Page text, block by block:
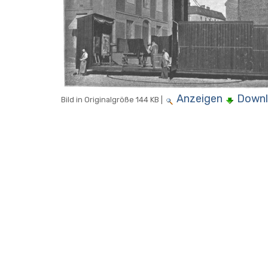
Bild in Originalgröße 144 KB Anzeigen